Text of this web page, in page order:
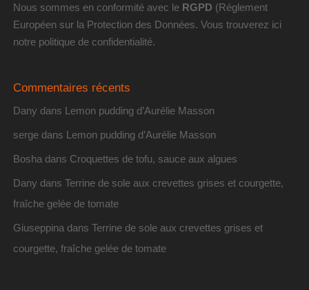
Nous sommes en conformité avec le RGPD (Réglement
Européen sur la Protection des Données. Vous trouverez ici
notre politique de confidentialité.
Commentaires récents
Dany dans Lemon pudding d’Aurélie Masson
sergedans Lemon pudding d’Aurélie Masson
Bosha dans Croquettes de tofu, sauce aux algues
Dany dans Terrine de sole aux crevettes grises et courgette,
fraîche gelée de tomate
Giuseppina dans Terrine de sole aux crevettes grises et
courgette, fraîche gelée de tomate